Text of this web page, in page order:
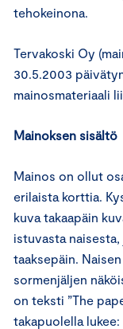
tehokeinona.
Tervakoski Oy
30.5.2003
mainosmateriaali
Mainoksen sisältö
Mainos on ollut
erilaista korttia.
kuva takaapäin
istuvasta
taaksepäin.
sormenjäljen
on teksti ”The
takapuolella